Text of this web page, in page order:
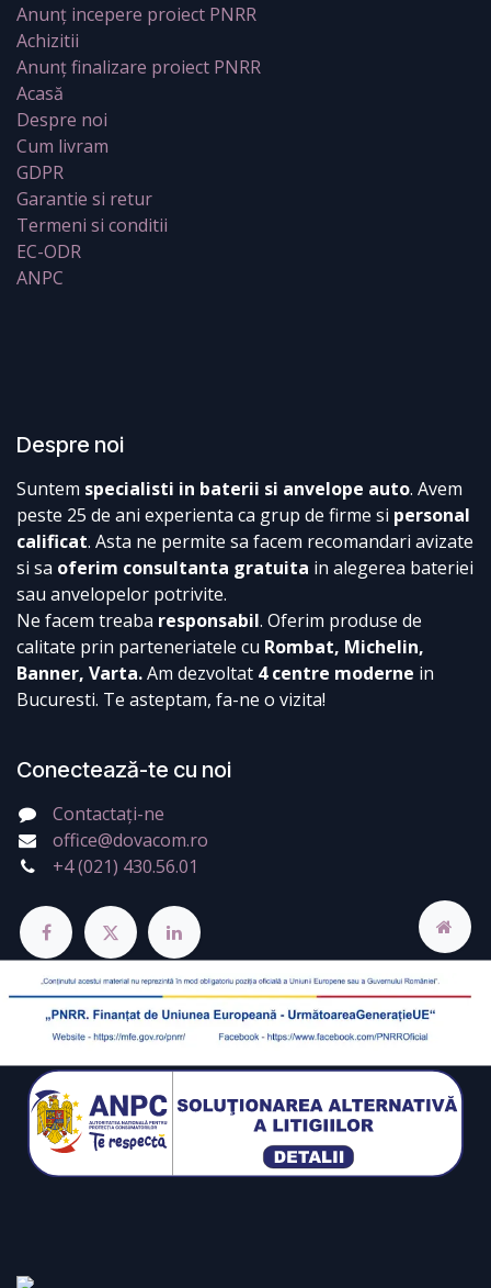
Anunț incepere proiect PNRR
Achizitii
Anunț finalizare proiect PNRR
Acasă
Despre noi
Cum livram
GDPR
Garantie si retur
Termeni si conditii
EC-ODR
ANPC
Despre noi
Suntem specialisti in baterii si anvelope auto. Avem
peste 25 de ani experienta ca grup de firme si personal
calificat. Asta ne permite sa facem recomandari avizate
si sa oferim consultanta gratuita in alegerea bateriei
sau anvelopelor potrivite.
Ne facem treaba responsabil. Oferim produse de
calitate prin parteneriatele cu Rombat, Michelin,
Banner, Varta.Am dezvoltat 4 centre moderne in
Bucuresti. Te asteptam, fa-ne o vizita!
Conectează-te cu noi
Contactați-ne
office@dovacom.ro
+4 (021) 430.56.01